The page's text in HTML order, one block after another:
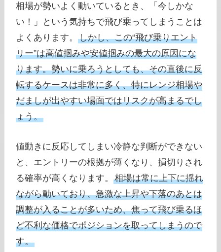
相場が勢いよく動いているとき、「今しかな
い！」という気持ちで飛び乗ってしまうことは
よくあります。しかし、この“飛び乗りエント
リー”は高値掴みや安値掴みの最大の原因にな
ります。勢いに乗ろうとしても、その直後に反
転するケースは非常に多く、特にレンジ相場や
だましが出やすい場面ではリスクが高まるでし
ょう。
値動きに反応してしまい冷静な判断ができない
と、エントリーの根拠が薄くなり、損切りされ
る確率が高くなります。相場は常に上下に揺れ
ながら動いており、急激な上昇や下落のあとは
調整が入ることが多いため、焦って飛び乗るほ
ど不利な価格でポジションを取ってしまうので
す。